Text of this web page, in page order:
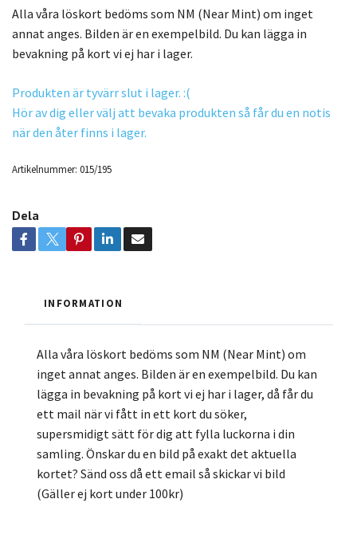
Alla våra löskort bedöms som NM (Near Mint) om inget
annat anges. Bilden är en exempelbild. Du kan lägga in
bevakning på kort vi ej har i lager.
Produkten är tyvärr slut i lager. :(
Hör av dig eller välj att bevaka produkten så får du en notis
när den åter finns i lager.
Artikelnummer: 015/195
Dela
INFORMATION
Alla våra löskort bedöms som NM (Near Mint) om
inget annat anges. Bilden är en exempelbild. Du kan
lägga in bevakning på kort vi ej har i lager, då får du
ett mail när vi fått in ett kort du söker,
supersmidigt sätt för dig att fylla luckorna i din
samling. Önskar du en bild på exakt det aktuella
kortet? Sänd oss då ett email så skickar vi bild
(Gäller ej kort under 100kr)